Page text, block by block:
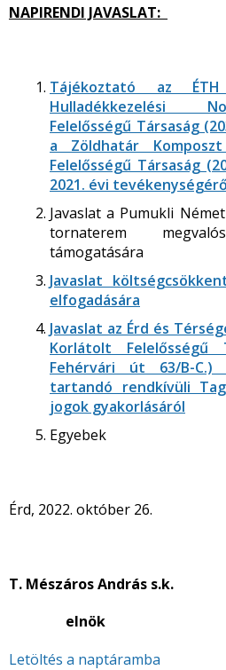
NAPIRENDI JAVASLAT:
Tájékoztató az
Hulladékkezelési
Felelősségű Társaság
a Zöldhatár
Felelősségű Társaság
2021. évi
Javaslat a Pumukli
tornaterem
támogatására
Javaslat
elfogadására
Javaslat az Érd és
Korlátolt Felelősségű
Fehérvári út 63/B-C.)
tartandó rendkívüli
jogok gyakorlásáról
Egyebek
Érd, 2022. október 26.
T. Mészáros András s.k.
elnök
Letöltés a naptáramba